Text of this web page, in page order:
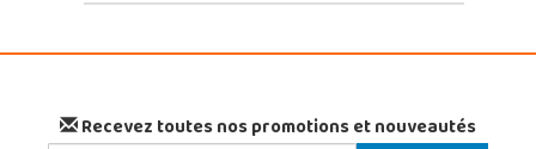
Recevez toutes nos promotions et nouveautés